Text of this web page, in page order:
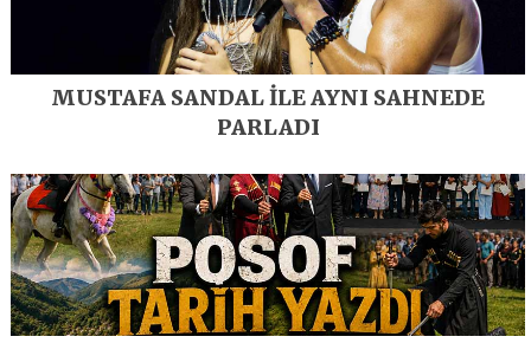
MUSTAFA SANDAL İLE AYNI SAHNEDE
PARLADI